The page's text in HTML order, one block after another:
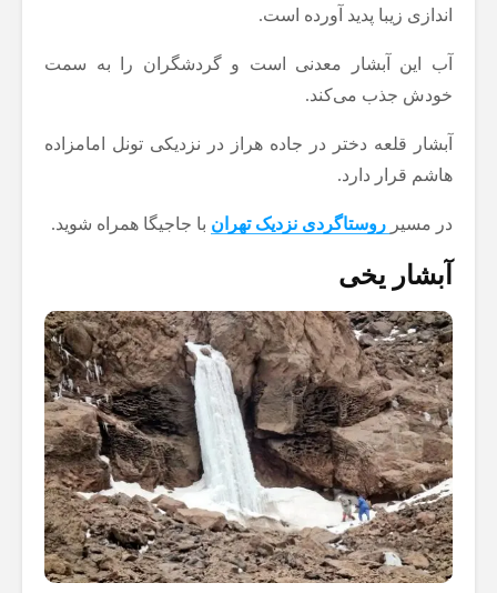
اندازی زیبا پدید آورده است.
آب این آبشار معدنی است و گردشگران را به سمت
خودش جذب می‌کند.
آبشار قلعه دختر در جاده هراز در نزدیکی تونل امامزاده
هاشم قرار دارد.
در مسیر روستاگردی نزدیک تهران با جاجیگا همراه شوید.
آبشار یخی